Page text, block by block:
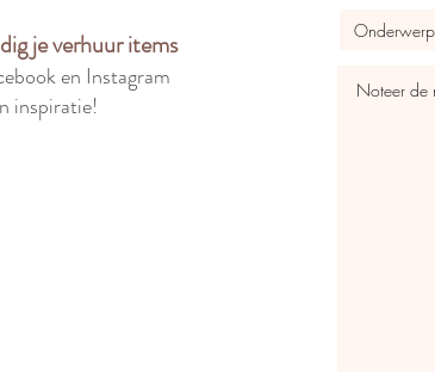
je verhuur items
en Instagram
inspiratie!